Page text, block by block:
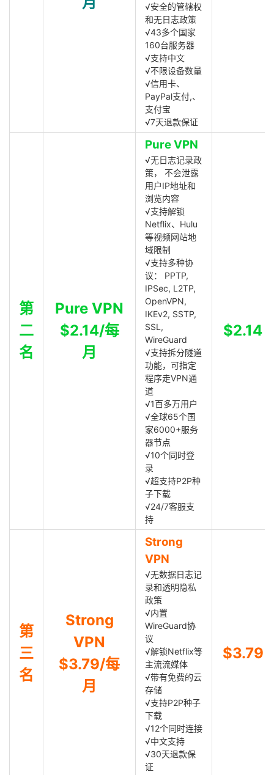
√安全的管辖权
和无日志政策
√43多个国家
160台服务器
√支持中文
√不限设备数量
√信用卡、
PayPal支付,、
支付宝
√7天退款保证
第
二
名
Pure VPN
$2.14/每
月
Pure VPN
√无日志记录政
策， 不会泄露
用户IP地址和
浏览内容
√支持解锁
Netflix、Hulu
等视频网站地
域限制
√支持多种协
议： PPTP,
IPSec, L2TP,
OpenVPN,
IKEv2, SSTP,
SSL,
WireGuard
√支持拆分隧道
功能，可指定
程序走VPN通
道
√1百多万用户
√全球65个国
家6000+服务
器节点
√10个同时登
录
√超支持P2P种
子下载
√24/7客服支
持
$2.14
第
三
名
Strong
VPN
$3.79/每
月
Strong
VPN
√无数据日志记
录和透明隐私
政策
√内置
WireGuard协
议
√解锁Netflix等
主流流媒体
√带有免费的云
存储
√支持P2P种子
下载
√12个同时连接
√中文支持
√30天退款保
证
$3.79